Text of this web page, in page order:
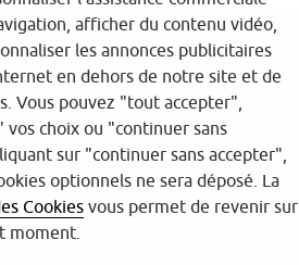
les cookies de la
afficher du contenu vidéo,
les annonces publicitaires
en dehors de notre site et de
Vous pouvez "tout accepter",
vos choix ou "continuer sans
sur "continuer sans accepter",
optionnels ne sera déposé. La
Cookies vous permet de revenir sur
moment.